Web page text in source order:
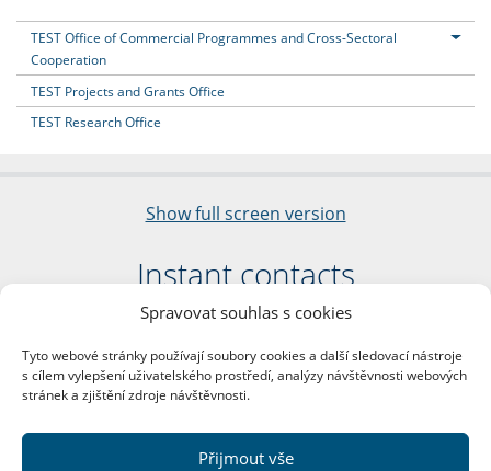
Spravovat souhlas s cookies
Tyto webové stránky používají soubory cookies a další sledovací nástroje
s cílem vylepšení uživatelského prostředí, analýzy návštěvnosti webových
stránek a zjištění zdroje návštěvnosti.
Přijmout vše
TEST Office of Commercial Programmes and Cross-Sectoral
Cooperation
TEST Projects and Grants Office
TEST Research Office
Show full screen version
Instant contacts
Faculty of Arts
nám. Jana Palacha 1/2
116 38 Prague 1
VAT Number: CZ00216208